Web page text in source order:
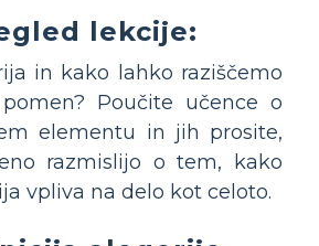
lekcije:
in kako lahko raziščemo
Poučite učence o
elementu in jih prosite,
razmislijo o tem, kako
vpliva na delo kot celoto.